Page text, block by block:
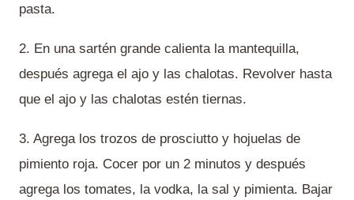
pasta.
2. En una sartén grande calienta la mantequilla,
después agrega el ajo y las chalotas. Revolver hasta
que el ajo y las chalotas estén tiernas.
3. Agrega los trozos de prosciutto y hojuelas de
pimiento roja. Cocer por un 2 minutos y después
agrega los tomates, la vodka, la sal y pimienta. Bajar